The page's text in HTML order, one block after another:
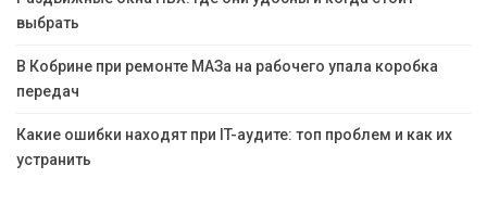
выбрать
В Кобрине при ремонте МАЗа на рабочего упала коробка
передач
Какие ошибки находят при IT-аудите: топ проблем и как их
устранить